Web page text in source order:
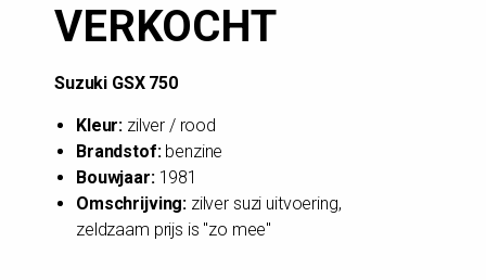
VERKOCHT
Suzuki GSX 750
Kleur: zilver / rood
Brandstof: benzine
Bouwjaar: 1981
Omschrijving: zilver suzi uitvoering,
zeldzaam prijs is "zo mee"